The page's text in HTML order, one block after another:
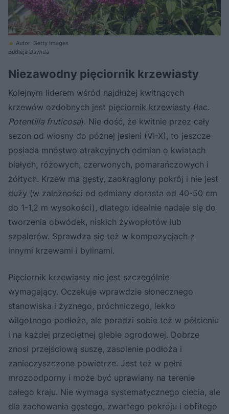
Autor: Getty Images
Budleja Dawida
Niezawodny pięciornik krzewiasty
Kolejnym liderem wśród najdłużej kwitnących
krzewów ozdobnych jest pięciornik krzewiasty (łac.
Potentilla fruticosa). Nie dość, że kwitnie przez cały
sezon od wiosny do późnej jesieni (VI-X), to jeszcze
posiada mnóstwo atrakcyjnych odmian o kwiatach
białych, różowych, czerwonych, pomarańczowych i
żółtych. Krzew ma gęsty, zaokrąglony pokrój i nie jest
duży (w zależności od odmiany dorasta od 40-50 cm
do 1-1,2 m wysokości), dlatego idealnie nadaje się do
tworzenia obwódek, niskich żywopłotów lub
szpalerów. Sprawdza się też w kompozycjach z
innymi krzewami i bylinami.
Pięciornik krzewiasty nie jest szczególnie
wymagający. Oczekuje wprawdzie słonecznego
stanowiska i żyznego, próchniczego, lekko
wilgotnego podłoża, ale poradzi sobie też w półcieniu
i na każdej przeciętnej glebie ogrodowej. Dobrze
znosi przejściową suszę, zasolenie podłoża i
zanieczyszczone powietrze. Jest też w pełni
mrozoodporny i może być uprawiany na terenie
całego kraju. Nie wymaga systematycznego ciecia, ale
dla zachowania gęstego, zwartego pokroju i obfitego